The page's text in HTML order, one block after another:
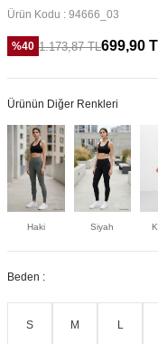
Ürün Kodu : 94666_03
%40 1.173,87TL699,90
Ürünün Diğer Renkleri
Haki Siyah
Beden :
S M L